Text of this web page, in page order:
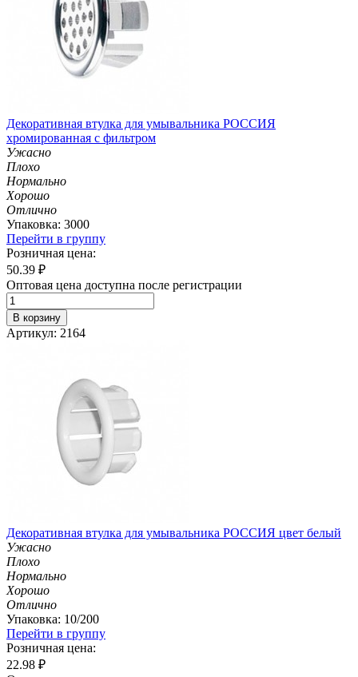
Декоративная втулка для умывальника РОССИЯ
хромированная с фильтром
Ужасно
Плохо
Нормально
Хорошо
Отлично
Упаковка: 3000
Перейти в группу
Розничная цена:
50.39 ₽
Оптовая цена доступна после регистрации
В корзину
Артикул: 2164
Декоративная втулка для умывальника РОССИЯ цвет белый
Ужасно
Плохо
Нормально
Хорошо
Отлично
Упаковка: 10/200
Перейти в группу
Розничная цена:
22.98 ₽